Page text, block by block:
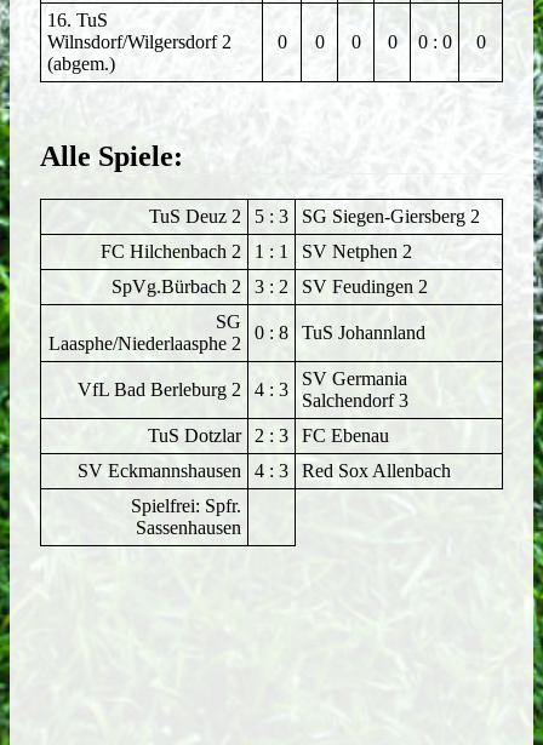
16. TuS
Wilnsdorf/Wilgersdorf 2
(abgem.)
0 0 0 0 0 : 0 0
Alle Spiele:
TuS Deuz 2 5 : 3
SG Siegen-Giersberg 2
FC Hilchenbach 2
1 : 1
SV Netphen 2
SpVg.Bürbach 2
3 : 2
SV Feudingen 2
SG
Laasphe/Niederlaasphe 2
0 : 8 TuS Johannland
VfL Bad Berleburg 2 4 : 3
SV Germania
Salchendorf 3
TuS Dotzlar
2 : 3
FC Ebenau
SV Eckmannshausen
4 : 3
Red Sox Allenbach
Spielfrei: Spfr.
Sassenhausen